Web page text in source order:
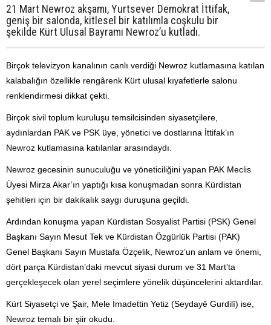
21 Mart Newroz akşamı, Yurtsever Demokrat İttifak,
geniş bir salonda, kitlesel bir katılımla coşkulu bir
şekilde Kürt Ulusal Bayramı Newroz’u kutladı.
Birçok televizyon kanalının canlı verdiği Newroz kutlamasına katılan
kalabalığın özellikle rengârenk Kürt ulusal kıyafetlerle salonu
renklendirmesi dikkat çekti.
Birçok sivil toplum kuruluşu temsilcisinden siyasetçilere,
aydınlardan PAK ve PSK üye, yönetici ve dostlarına İttifak’ın
Newroz kutlamasına katılanlar arasındaydı.
Newroz gecesinin sunuculuğu ve yöneticiliğini yapan PAK Meclis
Üyesi Mirza Akar’ın yaptığı kısa konuşmadan sonra Kürdistan
şehitleri için bir dakikalık saygı duruşuna geçildi.
Ardından konuşma yapan Kürdistan Sosyalist Partisi (PSK) Genel
Başkanı Sayın Mesut Tek ve Kürdistan Özgürlük Partisi (PAK)
Genel Başkanı Sayın Mustafa Özçelik, Newroz’un anlam ve önemi,
dört parça Kürdistan’daki mevcut siyasi durum ve 31 Mart’ta
gerçekleşecek olan yerel seçimlere yönelik düşüncelerini aktardılar.
Kürt Siyasetçi ve Şair, Mele İmadettin Yetiz (Seydayê Gurdilî) ise,
Newroz temalı bir şiir okudu.